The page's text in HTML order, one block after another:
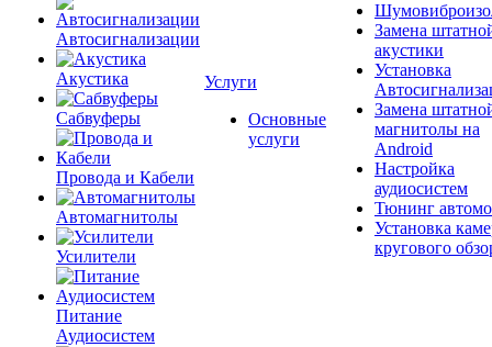
Автосигнализации
Акустика
Сабвуферы
Провода и Кабели
Автомагнитолы
Усилители
Питание
Аудиосистем
Услуги
Основные
услуги
Замена
акустики
Установка
Замена
магнитолы на
Android
Настройка
аудиосистем
Тюнинг
Установка
кругового